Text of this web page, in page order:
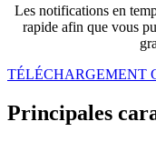
Les notifications en
rapide afin que vous
TÉLÉCHARGEMENT
Principales